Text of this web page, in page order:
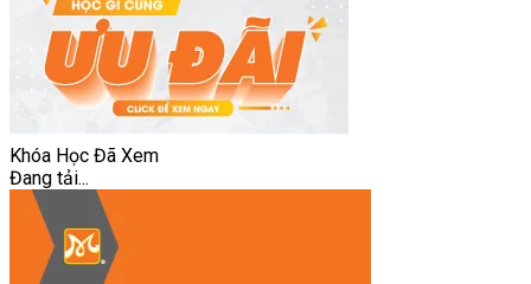
Khóa Học Đã Xem
Đang tải...